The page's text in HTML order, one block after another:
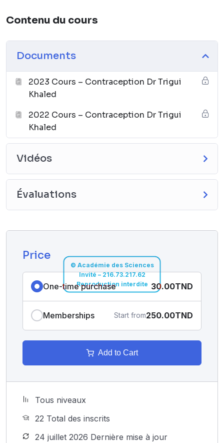
Contenu du cours
Documents
2023 Cours – Contraception Dr Trigui
Khaled
2022 Cours – Contraception Dr Trigui
Khaled
Vidéos
Évaluations
Price
One-time purchase 30.00TND
Memberships Start from250.00TND
Add to Cart
Tous niveaux
22 Total des inscrits
24 juillet 2026 Dernière mise à jour
© Académie des Sciences
Invité – 216.73.217.62
Reproduction interdite